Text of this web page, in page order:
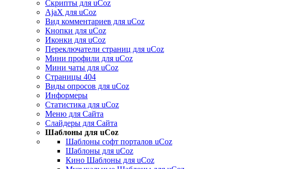
Скрипты для uCoz
AjaX для uCoz
Вид комментариев для uCoz
Кнопки для uCoz
Иконки для uCoz
Переключатели страниц для uCoz
Мини профили для uCoz
Мини чаты для uCoz
Страницы 404
Виды опросов для uCoz
Информеры
Статистика для uCoz
Меню для Сайта
Слайдеры для Сайта
Шаблоны для uCoz
Шаблоны софт порталов uCoz
Шаблоны для uCoz
Кино Шаблоны для uCoz